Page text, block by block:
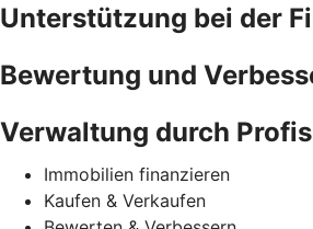
Unterstützung bei der
Bewertung und
Verwaltung durch Profis
Immobilien finanzieren
Kaufen & Verkaufen